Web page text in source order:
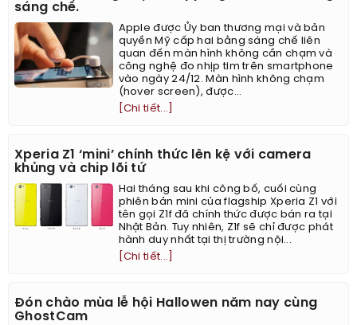
sáng chế.
Apple được Ủy ban thương mại và bản
quyền Mỹ cấp hai bằng sáng chế liên
quan đến màn hình không cần chạm và
công nghệ đo nhịp tim trên smartphone
vào ngày 24/12. Màn hình không chạm
(hover screen), được...
[Chi tiết...]
Xperia Z1 ‘mini’ chính thức lên kệ với camera
khủng và chip lõi tứ
Hai tháng sau khi công bố, cuối cùng
phiên bản mini của flagship Xperia Z1 với
tên gọi Z1f đã chính thức được bán ra tại
Nhật Bản. Tuy nhiên, Z1f sẽ chỉ được phát
hành duy nhất tại thị trường nội...
[Chi tiết...]
Đón chào mùa lễ hội Hallowen năm nay cùng
GhostCam